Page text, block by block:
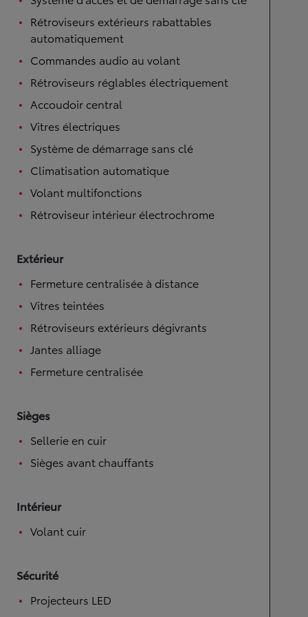
Rétroviseurs extérieurs rabattables
automatiquement
Commandes audio au volant
Rétroviseurs réglables électriquement
Accoudoir central
Vitres électriques
Système de démarrage sans clé
Climatisation automatique
Volant multifonctions
Rétroviseur intérieur électrochrome
Extérieur
Fermeture centralisée à distance
Vitres teintées
Rétroviseurs extérieurs dégivrants
Jantes alliage
Fermeture centralisée
Sièges
Sellerie en cuir
Sièges avant chauffants
Intérieur
Volant cuir
Sécurité
Projecteurs LED